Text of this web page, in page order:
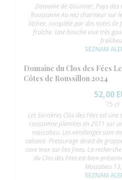
Domaine de Gournier, Pays des
Roussanne Au nez charmeur sur
litchee, complété par des notes de
fraîche. Une bouche vive très
SEZNAM
Domaine du Clos des Fées
Côtes de Roussillon 2024
52,00
75 cl
Les Sorcières Clos des Fées est
roussanne plantées en 2011 sur
maccabeu. Les vendanges sont
calcaire. Pressurage direct de
cuve inox sur lies fines. La
du Clos des Fées est bien
Maccabeu
SEZNAM